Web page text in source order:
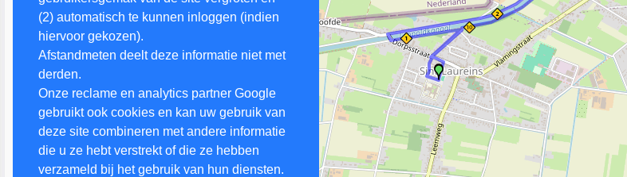
(2) automatisch te kunnen inloggen (indien
hiervoor gekozen).
Afstandmeten deelt deze informatie niet met
derden.
Onze reclame en analytics partner Google
gebruikt ook cookies en kan uw gebruik van
deze site combineren met andere informatie
die u ze hebt verstrekt of die ze hebben
verzameld bij het gebruik van hun diensten.